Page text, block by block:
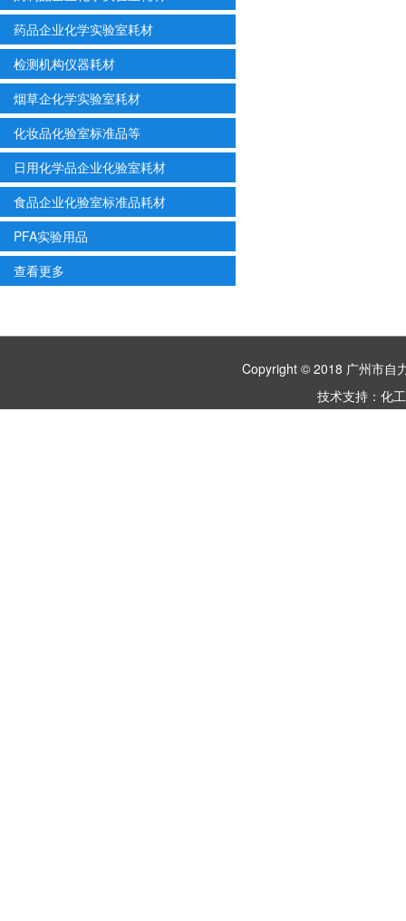
药品企业化学实验室耗材
检测机构仪器耗材
烟草企化学实验室耗材
化妆品化验室标准品等
日用化学品企业化验室耗材
食品企业化验室标准品耗材
PFA实验用品
查看更多
Copyright © 2018 广州市
技术支持： 化